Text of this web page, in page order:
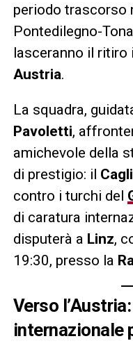
periodo trascorso
Pontedilegno-
lasceranno il ritiro
Austria.
La squadra,
Pavoletti,
amichevole della
di prestigio: il
contro i turchi del
di caratura
disputerà a Linz,
19:30, presso la
Verso
internazionale